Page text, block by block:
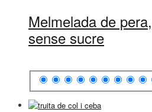
Melmelada de
sense sucre